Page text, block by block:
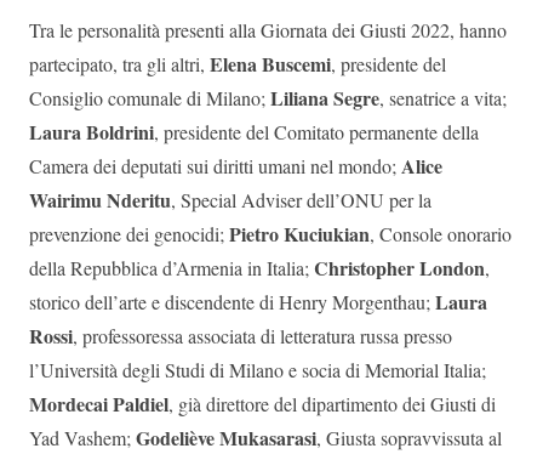
Tra le personalità presenti alla Giornata dei Giusti 2022, hanno
partecipato, tra gli altri, Elena Buscemi, presidente del
Consiglio comunale di Milano;Liliana Segre, senatrice a vita;
Laura Boldrini, presidente del Comitato permanente della
Camera dei deputati sui diritti umani nel mondo;Alice
Wairimu Nderitu, Special Adviser dell’ONU per la
prevenzione dei genocidi;Pietro Kuciukian, Console onorario
della Repubblica d’Armenia in Italia;Christopher London,
storico dell’arte e discendente di Henry Morgenthau;Laura
Rossi, professoressa associata di letteratura russa presso
l’Università degli Studi di Milano e socia di Memorial Italia;
Mordecai Paldiel, già direttore del dipartimento dei Giusti di
Yad Vashem;Godeliève Mukasarasi, Giusta sopravvissuta al